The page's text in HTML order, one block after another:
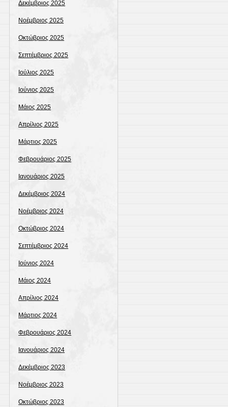
Δεκέμβριος 2025
Νοέμβριος 2025
Οκτώβριος 2025
Σεπτέμβριος 2025
Ιούλιος 2025
Ιούνιος 2025
Μάιος 2025
Απρίλιος 2025
Μάρτιος 2025
Φεβρουάριος 2025
Ιανουάριος 2025
Δεκέμβριος 2024
Νοέμβριος 2024
Οκτώβριος 2024
Σεπτέμβριος 2024
Ιούνιος 2024
Μάιος 2024
Απρίλιος 2024
Μάρτιος 2024
Φεβρουάριος 2024
Ιανουάριος 2024
Δεκέμβριος 2023
Νοέμβριος 2023
Οκτώβριος 2023